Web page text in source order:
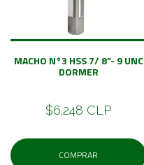
MACHO N°3 HSS 7/ 8”- 9 UNC
DORMER
$6.248 CLP
COMPRAR